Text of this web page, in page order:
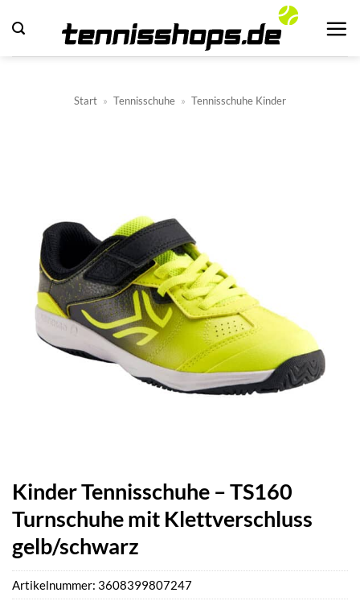
Inhalt
springen
Start » Tennisschuhe » Tennisschuhe Kinder
Kinder Tennisschuhe – TS160
Turnschuhe mit Klettverschluss
gelb/schwarz
Artikelnummer: 3608399807247